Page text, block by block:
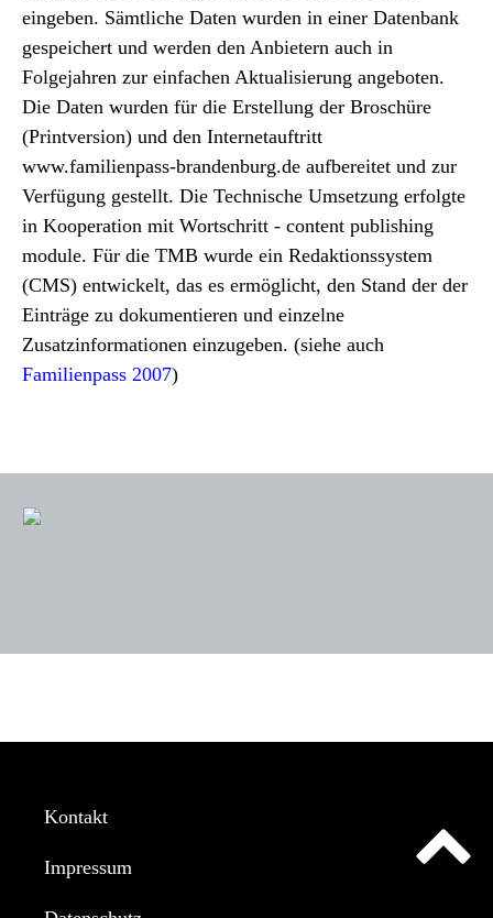
eingeben. Sämtliche Daten wurden in einer Datenbank
gespeichert und werden den Anbietern auch in
Folgejahren zur einfachen Aktualisierung angeboten.
Die Daten wurden für die Erstellung der Broschüre
(Printversion) und den Internetauftritt
www.familienpass-brandenburg.de aufbereitet und zur
Verfügung gestellt. Die Technische Umsetzung erfolgte
in Kooperation mit Wortschritt - content publishing
module. Für die TMB wurde ein Redaktionssystem
(CMS) entwickelt, das es ermöglicht, den Stand der der
Einträge zu dokumentieren und einzelne
Zusatzinformationen einzugeben. (siehe auch
Familienpass 2007)
Kontakt
Impressum